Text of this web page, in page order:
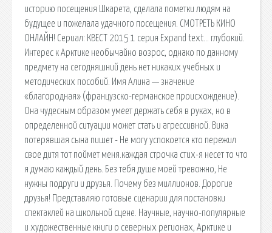
историю посещения Шкарета, сделала пометки людям на
будущее и пожелала удачного посещения. СМОТРЕТЬ КИНО
ОНЛАЙН! Сериал: КВЕСТ 2015 1 серия Expand text… глубокий.
Интерес к Арктике необычайно возрос, однако по данному
предмету на сегодняшний день нет никаких учебных и
методических пособий. Имя Алина — значение
«благородная» (французско-германское происхождение).
Она чудесным образом умеет держать себя в руках, но в
определенной ситуации может стать и агрессивной. Вика
потерявшая сына пишет - Не могу успокоется кто пережил
свое дитя тот поймет меня.каждая строчка стих-я несет то что
я думаю каждый день. Без тебя душе моей тревожно, Не
нужны подруги и друзья. Почему без миллионов. Дорогие
друзья! Представляю готовые сценарии для постановки
спектаклей на школьной сцене. Научные, научно-популярные
и художественные книги о северных регионах, Арктике и